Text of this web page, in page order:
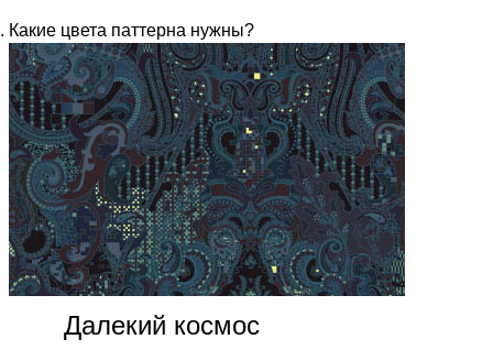
Какие цвета паттерна нужны?
Далекий космос